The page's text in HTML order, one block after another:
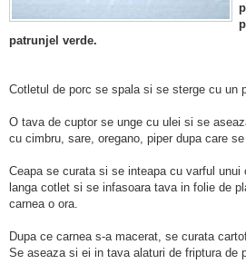
patrunjel verde.
Cotletul de porc se spala si se sterge cu un
O tava de cuptor se unge cu ulei si se
cu cimbru, sare, oregano, piper dupa care
Ceapa se curata si se inteapa cu varful
langa cotlet si se infasoara tava in folie de
carnea o ora.
Dupa ce carnea s-a macerat, se curata
Se aseaza si ei in tava alaturi de friptura de